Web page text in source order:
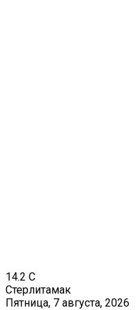
14.2 C
Стерлитамак
Пятница, 7 августа, 2026